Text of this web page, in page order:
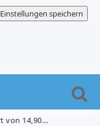
Einstellungen speichern
kostenlos